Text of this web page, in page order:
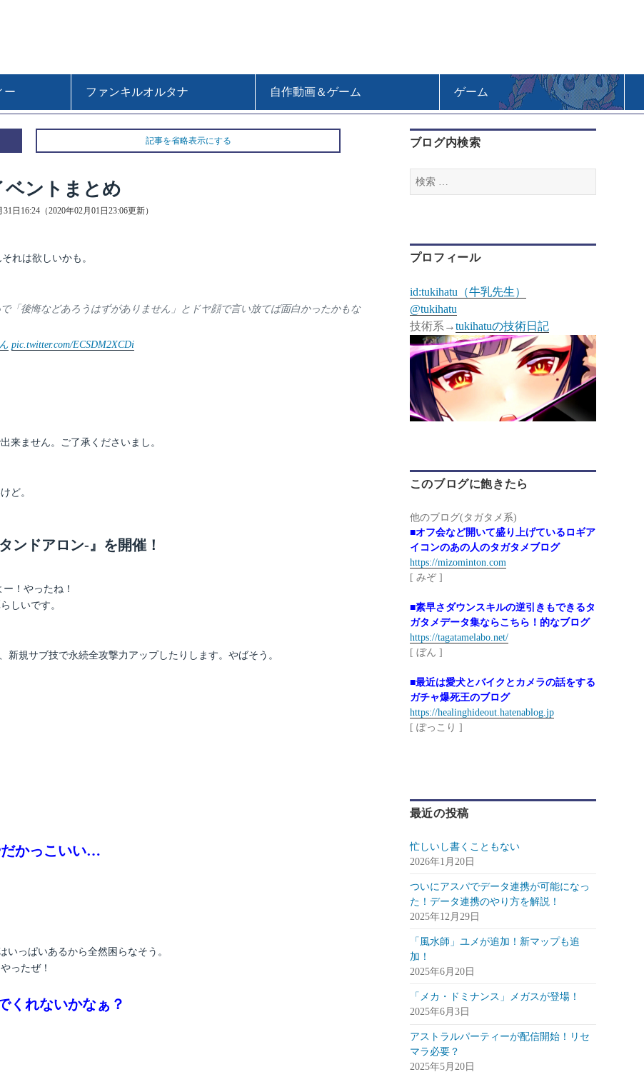
ー ファンキルオルタナ 自作動画＆ゲーム ゲーム
記事を省略表示にする
ベントまとめ
31日16:24（2020年02月01日23:06更新）
れは欲しいかも。
「後悔などあろうはずがありません」とドヤ顔で言い放てば面白かったかもな
pic.twitter.com/ECSDM2XCDi
来ません。ご了承くださいまし。
ど。
ンドアロン-』を開催！
！やったね！
しいです。
規サブ技で永続全攻撃力アップしたりします。やばそう。
かっこいい…
いっぱいあるから全然困らなそう。
ったぜ！
くれないかなぁ？
ブログ内検索
検
索
プロフィール
id:tukihatu（牛乳先生）
@tukihatu
技術系→tukihatuの技術日記
このブログに飽きたら
他のブログ(タガタメ系)
■オフ会など開いて盛り上げているロギア
イコンのあの人のタガタメブログ
https://mizominton.com
[ みぞ ]
■素早さダウンスキルの逆引きもできるタ
ガタメデータ集ならこちら！的なブログ
https://tagatamelabo.net/
[ ぼん ]
■最近は愛犬とバイクとカメラの話をする
ガチャ爆死王のブログ
https://healinghideout.hatenablog.jp
[ ぽっこり ]
最近の投稿
忙しいし書くこともない
2026年1月20日
ついにアスパでデータ連携が可能になっ
た！データ連携のやり方を解説！
2025年12月29日
「風水師」ユメが追加！新マップも追
加！
2025年6月20日
「メカ・ドミナンス」メガスが登場！
2025年6月3日
アストラルパーティーが配信開始！リセ
マラ必要？
2025年5月20日